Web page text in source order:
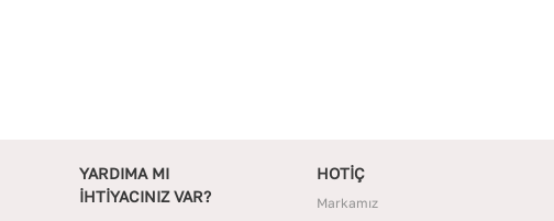
YARDIMA MI
İHTİYACINIZ VAR?
HOTİÇ
Markamız